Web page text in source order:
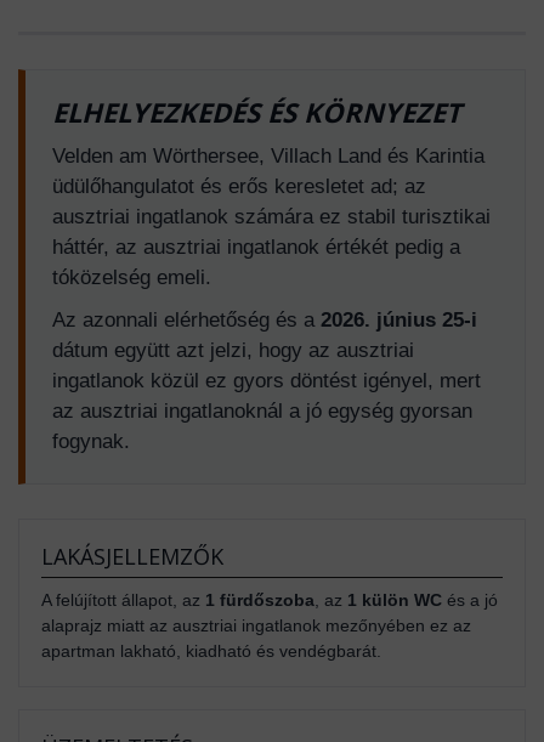
ELHELYEZKEDÉS ÉS KÖRNYEZET
Velden am Wörthersee, Villach Land és Karintia
üdülőhangulatot és erős keresletet ad; az
ausztriai ingatlanok számára ez stabil turisztikai
háttér, az ausztriai ingatlanok értékét pedig a
tóközelség emeli.
Az azonnali elérhetőség és a 2026. június 25-i
dátum együtt azt jelzi, hogy az ausztriai
ingatlanok közül ez gyors döntést igényel, mert
az ausztriai ingatlanoknál a jó egység gyorsan
fogynak.
LAKÁSJELLEMZŐK
A felújított állapot, az 1 fürdőszoba, az 1 külön WC és a jó
alaprajz miatt az ausztriai ingatlanok mezőnyében ez az
apartman lakható, kiadható és vendégbarát.